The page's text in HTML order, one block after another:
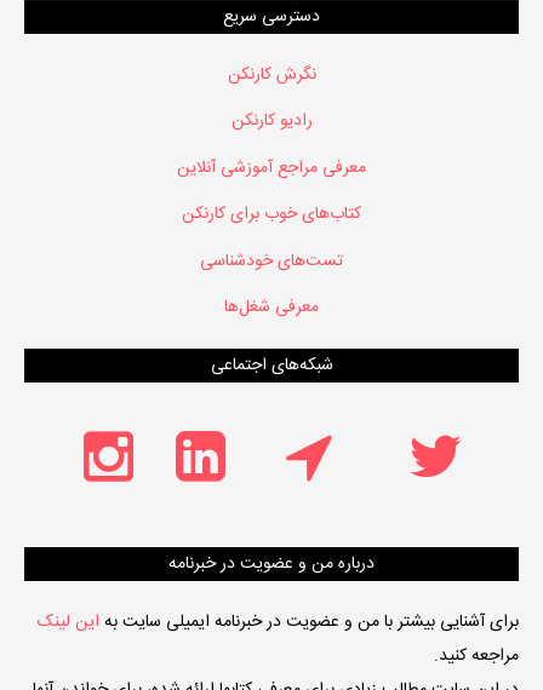
دسترسی سریع
نگرش کارنکن
رادیو کارنکن
معرفی مراجع آموزشی آنلاین
کتاب‌های خوب برای کارنکن
تست‌های خودشناسی
معرفی شغل‌ها
شبکه‌های اجتماعی
درباره من و عضویت در خبرنامه
برای آشنایی بیشتر با من و عضویت در خبرنامه ایمیلی سایت به این لینک
مراجعه کنید.